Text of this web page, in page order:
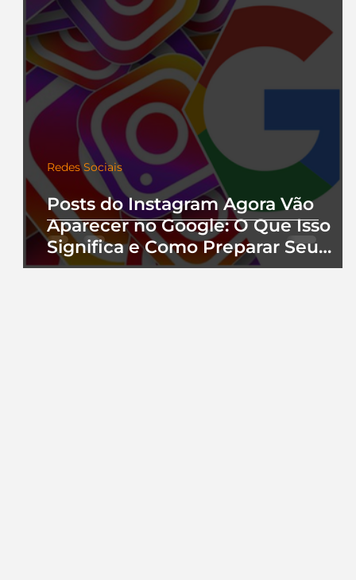
Posts do Instagram Agora Vão
Aparecer no Google: O Que Isso
Significa e Como Preparar Seu
Perfil
Redes Sociais